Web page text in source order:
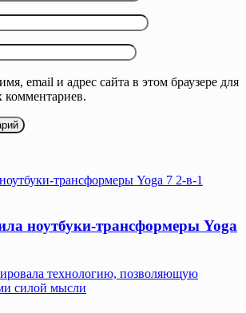
email и адрес сайта в этом браузере для
трансформеры Yoga 7 2-в-1
ноутбуки-трансформеры Yoga
технологию, позволяющую
силой мысли